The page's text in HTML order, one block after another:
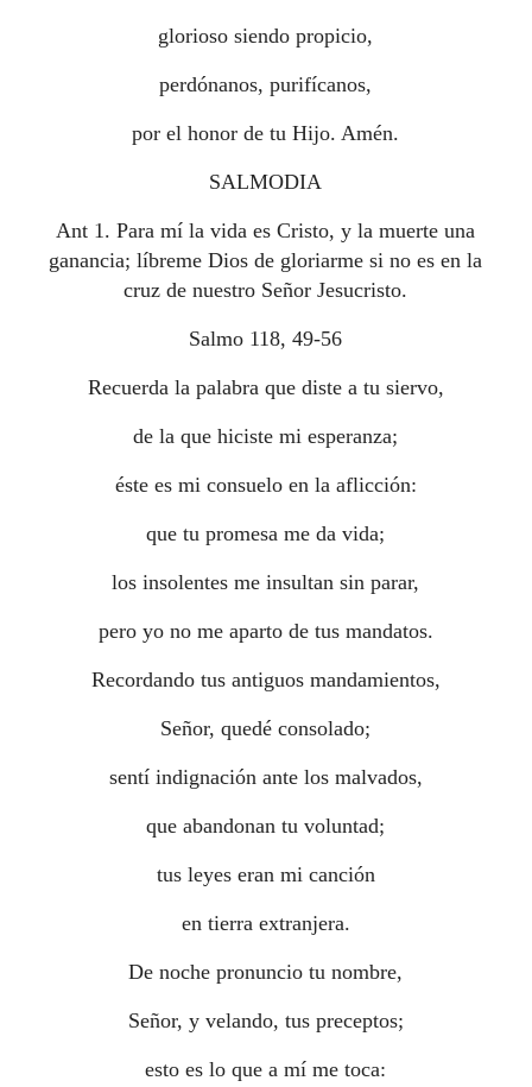
glorioso siendo propicio,
perdónanos, purifícanos,
por el honor de tu Hijo. Amén.
SALMODIA
Ant 1. Para mí la vida es Cristo, y la muerte una
ganancia; líbreme Dios de gloriarme si no es en la
cruz de nuestro Señor Jesucristo.
Salmo 118, 49-56
Recuerda la palabra que diste a tu siervo,
de la que hiciste mi esperanza;
éste es mi consuelo en la aflicción:
que tu promesa me da vida;
los insolentes me insultan sin parar,
pero yo no me aparto de tus mandatos.
Recordando tus antiguos mandamientos,
Señor, quedé consolado;
sentí indignación ante los malvados,
que abandonan tu voluntad;
tus leyes eran mi canción
en tierra extranjera.
De noche pronuncio tu nombre,
Señor, y velando, tus preceptos;
esto es lo que a mí me toca: